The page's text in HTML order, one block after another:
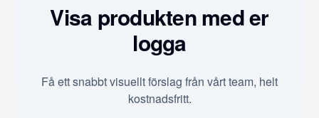
Visa produkten med er
logga
Få ett snabbt visuellt förslag från vårt team, helt
kostnadsfritt.